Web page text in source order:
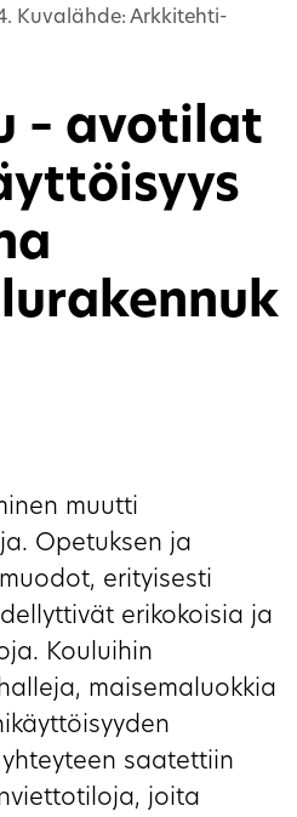
Kuvalähde: Arkkitehti-
– avotilat
muutti
Opetuksen ja
erityisesti
erikokoisia ja
Kouluihin
maisemaluokkia
yhteyteen saatettiin
joita